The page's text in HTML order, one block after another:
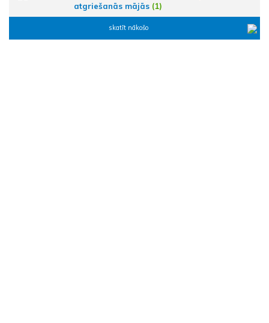
atgriešanās mājās (1)
skatīt nākošo